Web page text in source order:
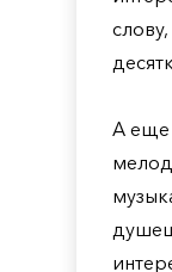
А еще